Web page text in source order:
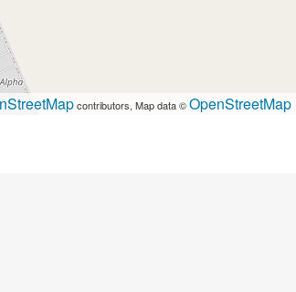
contributors, Map data ©OpenStreetMap